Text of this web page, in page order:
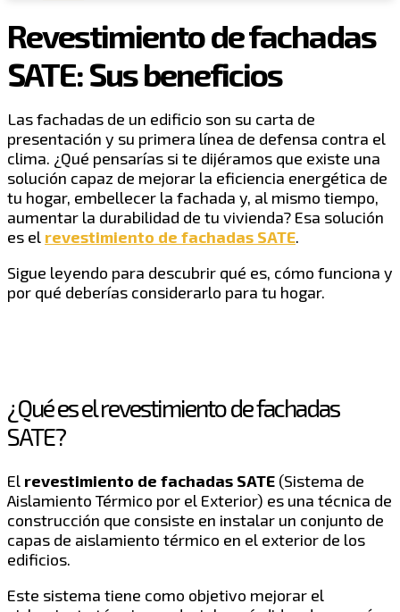
Revestimiento de fachadas
SATE: Sus beneficios
Las fachadas de un edificio son su carta de
presentación y su primera línea de defensa contra el
clima. ¿Qué pensarías si te dijéramos que existe una
solución capaz de mejorar la eficiencia energética de
tu hogar, embellecer la fachada y, al mismo tiempo,
aumentar la durabilidad de tu vivienda? Esa solución
es el revestimiento de fachadas SATE.
Sigue leyendo para descubrir qué es, cómo funciona y
por qué deberías considerarlo para tu hogar.
¿Qué es el revestimiento de fachadas
SATE?
El revestimiento de fachadas SATE (Sistema de
Aislamiento Térmico por el Exterior) es una técnica de
construcción que consiste en instalar un conjunto de
capas de aislamiento térmico en el exterior de los
edificios.
Este sistema tiene como objetivo mejorar el